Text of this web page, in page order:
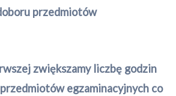
przedmiotów
zwiększamy liczbę godzin
egzaminacyjnych co